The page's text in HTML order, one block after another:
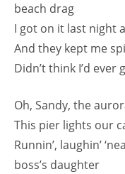
beach drag
I got on it last night
And they kept me
Didn’t think I’d ever
Oh, Sandy, the
This pier lights our
Runnin’, laughin’
boss’s daughter